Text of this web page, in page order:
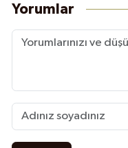
Yorumlar